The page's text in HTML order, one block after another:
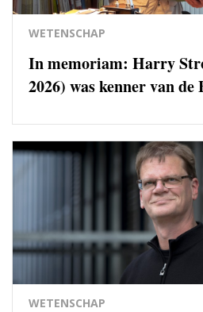
WETENSCHAP
In memoriam: Harry
2026) was kenner van
WETENSCHAP